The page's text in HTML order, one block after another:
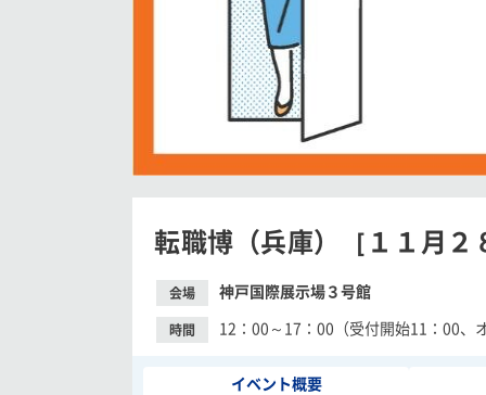
転職博（兵庫）［１１月２
会場 神戸国際展示場３号館
時間 12：00～17：00（受付開始11：00、
イベント概要